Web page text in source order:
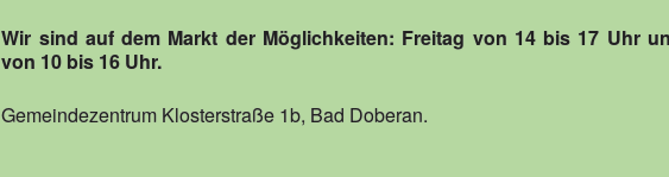
Wir sind auf dem Markt der Möglichkeiten: Freitag von 14 bis 17 Uhr
von 10 bis 16 Uhr.
Gemeindezentrum Klosterstraße 1b, Bad Doberan.